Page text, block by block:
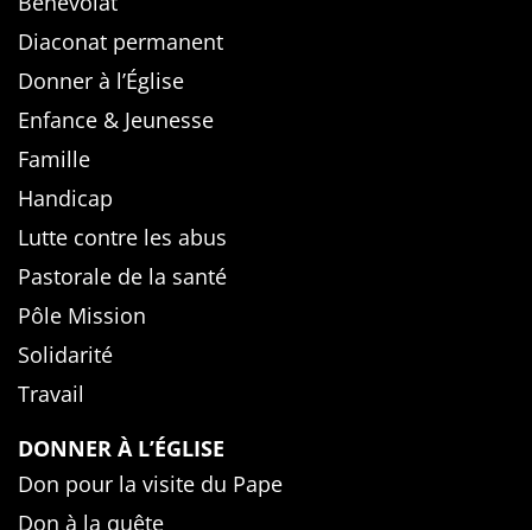
Diaconat permanent
Donner à l’Église
Enfance & Jeunesse
Famille
Handicap
Lutte contre les abus
Pastorale de la santé
Pôle Mission
Solidarité
Travail
DONNER À L’ÉGLISE
Don pour la visite du Pape
Don à la quête